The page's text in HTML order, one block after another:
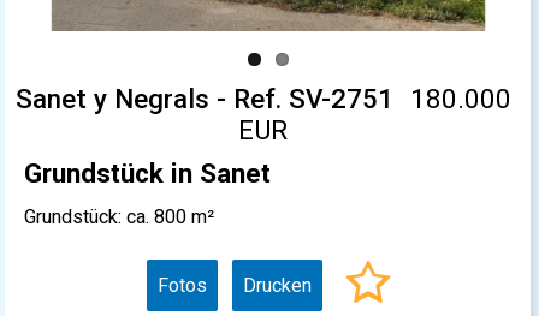
Sanet y Negrals - Ref. SV-2751
180.000
EUR
Grundstück in Sanet
Grundstück: ca. 800 m²
Fotos Drucken